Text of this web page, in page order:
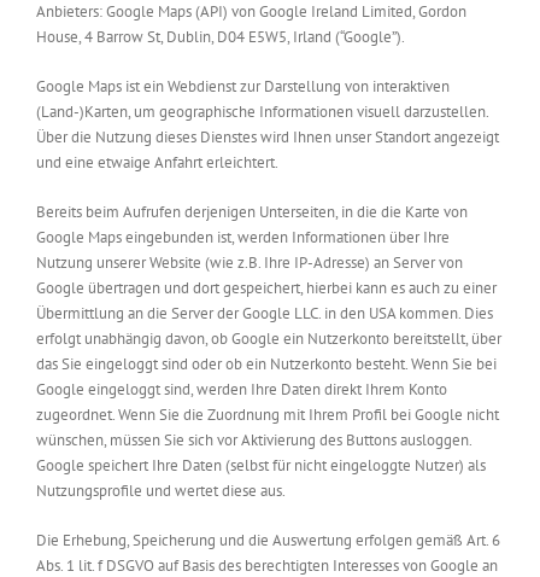
Anbieters: Google Maps (API) von Google Ireland Limited, Gordon
House, 4 Barrow St, Dublin, D04 E5W5, Irland (“Google”).
Google Maps ist ein Webdienst zur Darstellung von interaktiven
(Land-)Karten, um geographische Informationen visuell darzustellen.
Über die Nutzung dieses Dienstes wird Ihnen unser Standort angezeigt
und eine etwaige Anfahrt erleichtert.
Bereits beim Aufrufen derjenigen Unterseiten, in die die Karte von
Google Maps eingebunden ist, werden Informationen über Ihre
Nutzung unserer Website (wie z.B. Ihre IP-Adresse) an Server von
Google übertragen und dort gespeichert, hierbei kann es auch zu einer
Übermittlung an die Server der Google LLC. in den USA kommen. Dies
erfolgt unabhängig davon, ob Google ein Nutzerkonto bereitstellt, über
das Sie eingeloggt sind oder ob ein Nutzerkonto besteht. Wenn Sie bei
Google eingeloggt sind, werden Ihre Daten direkt Ihrem Konto
zugeordnet. Wenn Sie die Zuordnung mit Ihrem Profil bei Google nicht
wünschen, müssen Sie sich vor Aktivierung des Buttons ausloggen.
Google speichert Ihre Daten (selbst für nicht eingeloggte Nutzer) als
Nutzungsprofile und wertet diese aus.
Die Erhebung, Speicherung und die Auswertung erfolgen gemäß Art. 6
Abs. 1 lit. f DSGVO auf Basis des berechtigten Interesses von Google an